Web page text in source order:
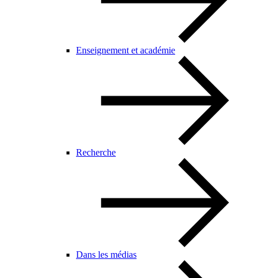
Enseignement et académie
Recherche
Dans les médias